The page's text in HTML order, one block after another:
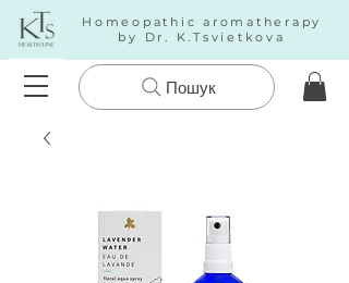
Homeopathic aromatherapy
by Dr. K.Tsvietkova
Пошук